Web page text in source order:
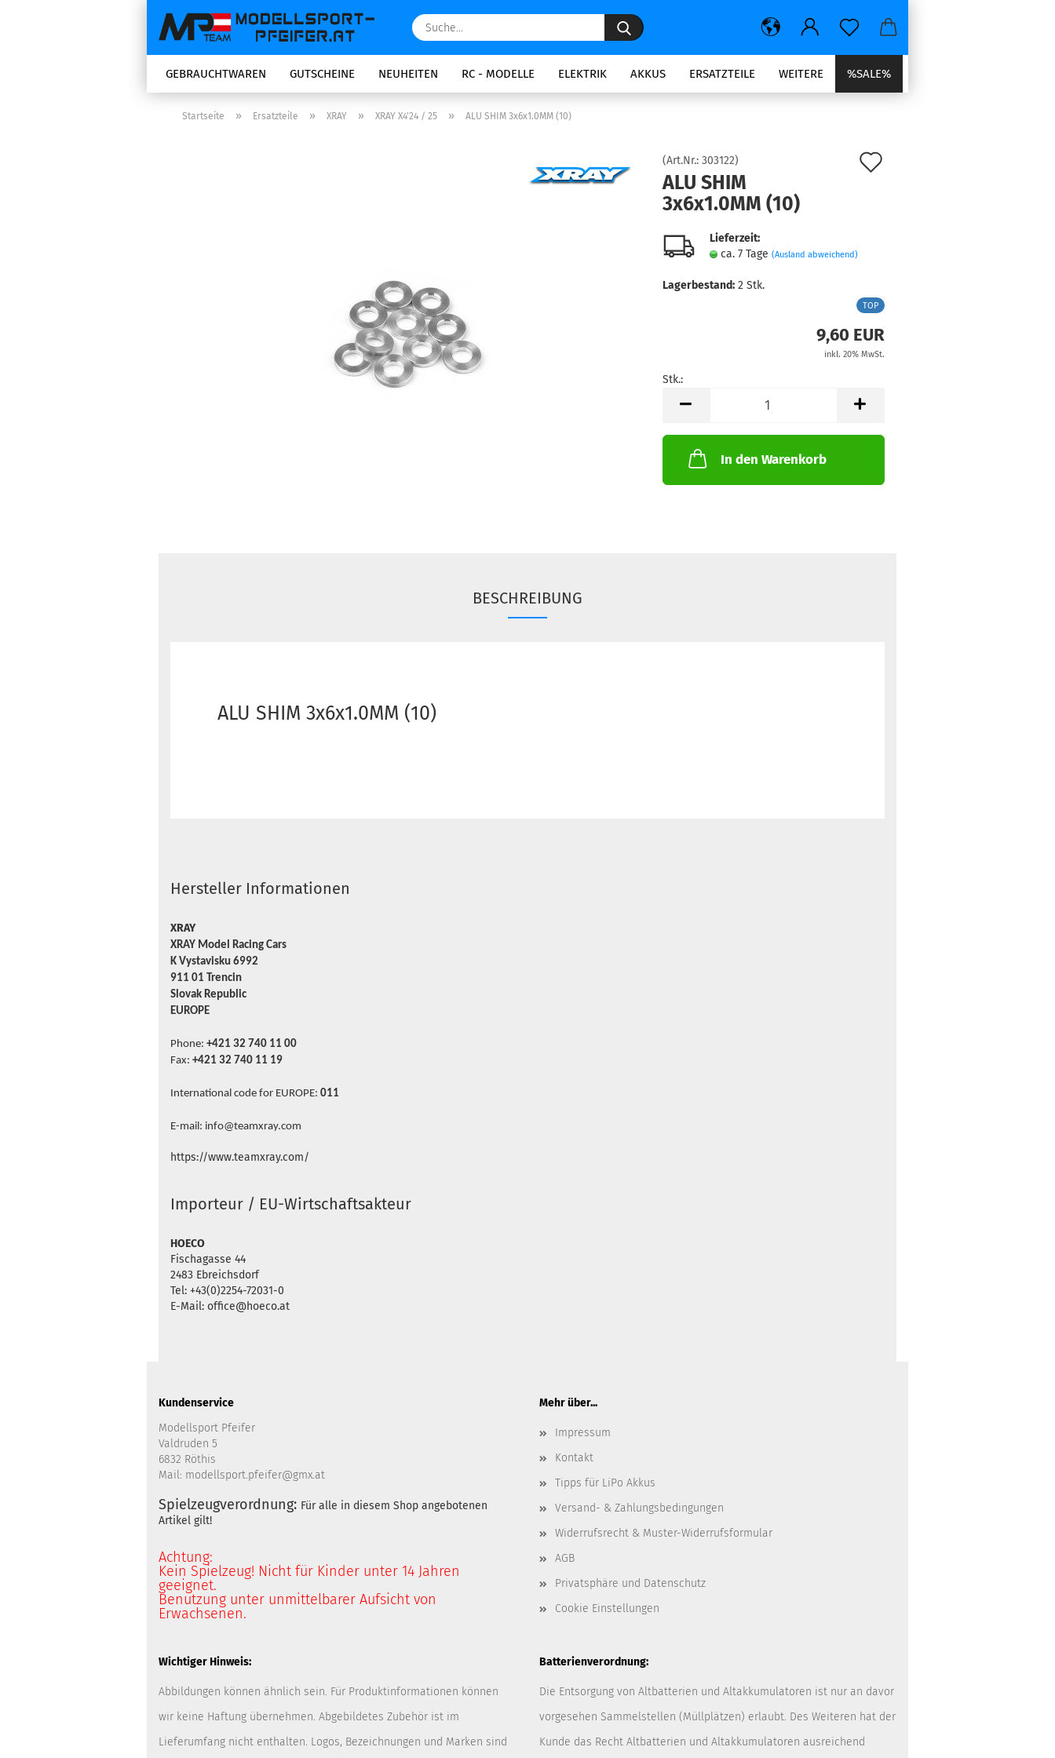
Suche...
GEBRAUCHTWAREN GUTSCHEINE NEUHEITEN RC - MODELLE ELEKTRIK AKKUS ERSATZTEILE %SALE%
WEITERE
Startseite » Ersatzteile » XRAY » XRAY X4'24 / 25 » ALU SHIM 3x6x1.0MM (10)
(Art.Nr.: 303122)
ALU SHIM
3x6x1.0MM (10)
Lieferzeit:
ca. 7 Tage (Ausland abweichend)
Lagerbestand: 2 Stk.
TOP
9,60 EUR
inkl. 20% MwSt.
Stk.:
In den Warenkorb
BESCHREIBUNG
ALU SHIM 3x6x1.0MM (10)
Hersteller Informationen
XRAY
XRAY Model Racing Cars
K Vystavisku 6992
911 01 Trencin
Slovak Republic
EUROPE
Phone: +421 32 740 11 00
Fax: +421 32 740 11 19
International code for EUROPE: 011
E-mail: info@teamxray.com
https://www.teamxray.com/
Importeur / EU-Wirtschaftsakteur
HOECO
Fischagasse 44
2483 Ebreichsdorf
Tel: +43(0)2254-72031-0
E-Mail: office@hoeco.at
Kundenservice
Modellsport Pfeifer
Valdruden 5
6832 Röthis
Mail: modellsport.pfeifer@gmx.at
Spielzeugverordnung: Für alle in diesem Shop angebotenen
Artikel gilt!
Achtung:
Kein Spielzeug! Nicht für Kinder unter 14 Jahren
geeignet.
Benutzung unter unmittelbarer Aufsicht von
Erwachsenen.
Mehr über...
Impressum
Kontakt
Tipps für LiPo Akkus
Versand- & Zahlungsbedingungen
Widerrufsrecht & Muster-Widerrufsformular
AGB
Privatsphäre und Datenschutz
Cookie Einstellungen
Wichtiger Hinweis:
Abbildungen können ähnlich sein. Für Produktinformationen können
wir keine Haftung übernehmen. Abgebildetes Zubehör ist im
Lieferumfang nicht enthalten. Logos, Bezeichnungen und Marken sind
Batterienverordnung:
Die Entsorgung von Altbatterien und Altakkumulatoren ist nur an davor
vorgesehen Sammelstellen (Müllplätzen) erlaubt. Des Weiteren hat der
Kunde das Recht Altbatterien und Altakkumulatoren ausreichend